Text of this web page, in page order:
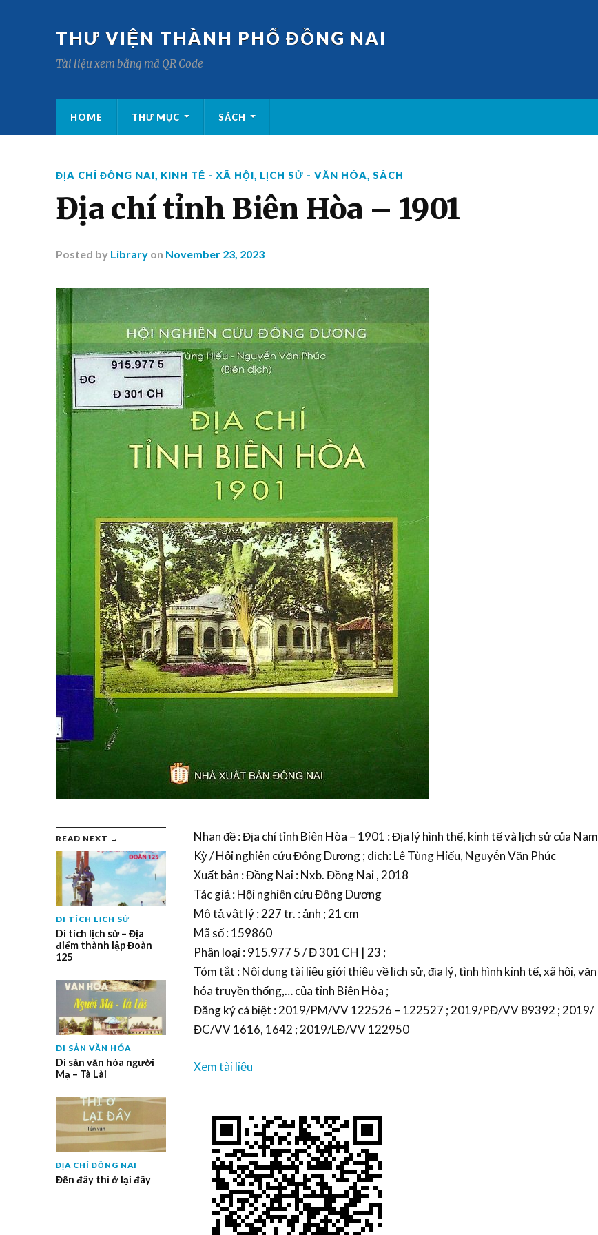
THƯ VIỆN THÀNH PHỐ ĐỒNG NAI
Tài liệu xem bằng mã QR Code
HOME THƯ MỤC SÁCH
ĐỊA CHÍ ĐỒNG NAI, KINH TẾ - XÃ HỘI, LỊCH SỬ - VĂN HÓA, SÁCH
Địa chí tỉnh Biên Hòa – 1901
Posted by Library on November 23, 2023
READ NEXT →
DI TÍCH LỊCH SỬ
Di tích lịch sử – Địa
điểm thành lập Đoàn
125
DI SẢN VĂN HÓA
Di sản văn hóa người
Mạ – Tà Lài
ĐỊA CHÍ ĐỒNG NAI
Đến đây thì ở lại đây
Nhan đề : Địa chí tỉnh Biên Hòa – 1901 : Địa lý hình thể, kinh tế và lịch sử của Nam
Kỳ / Hội nghiên cứu Đông Dương ; dịch: Lê Tùng Hiếu, Nguyễn Văn Phúc
Xuất bản : Đồng Nai : Nxb. Đồng Nai , 2018
Tác giả : Hội nghiên cứu Đông Dương
Mô tả vật lý : 227 tr. : ảnh ; 21 cm
Mã số : 159860
Phân loại : 915.977 5 / Đ 301 CH | 23 ;
Tóm tắt : Nội dung tài liệu giới thiệu về lịch sử, địa lý, tình hình kinh tế, xã hội, văn
hóa truyền thống,… của tỉnh Biên Hòa ;
Đăng ký cá biệt : 2019/PM/VV 122526 – 122527 ; 2019/PĐ/VV 89392 ; 2019/
ĐC/VV 1616, 1642 ; 2019/LĐ/VV 122950
Xem tài liệu